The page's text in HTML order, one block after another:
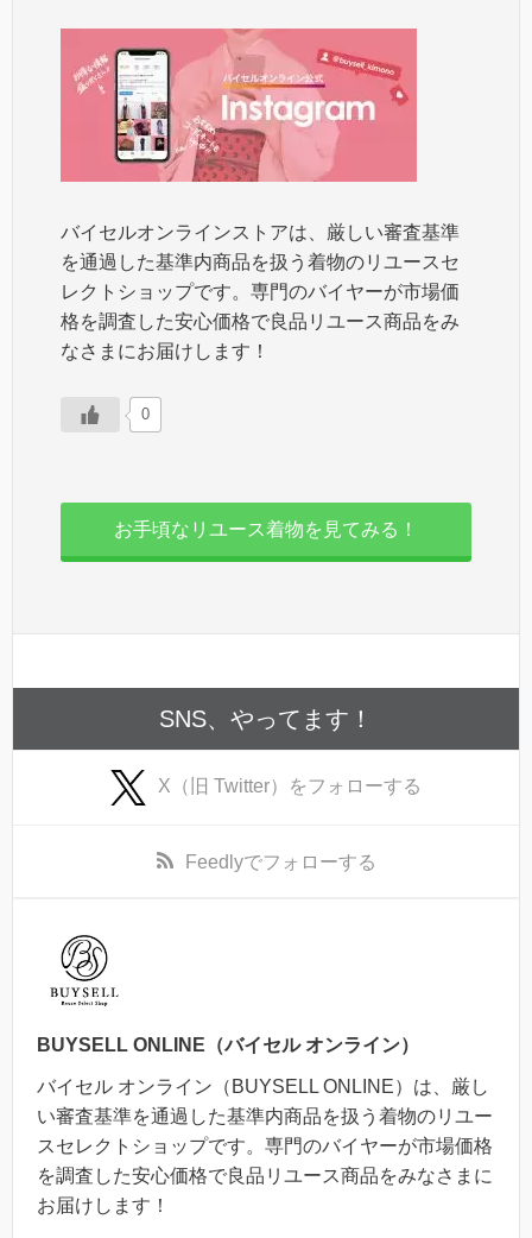
バイセルオンラインストアは、厳しい審査基準
を通過した基準内商品を扱う着物のリユースセ
レクトショップです。専門のバイヤーが市場価
格を調査した安心価格で良品リユース商品をみ
なさまにお届けします！
0
お手頃なリユース着物を見てみる！
SNS、やってます！
X（旧 Twitter） をフォローする
Feedlyでフォローする
BUYSELL ONLINE（バイセル オンライン）
バイセル オンライン（BUYSELL ONLINE）は、厳し
い審査基準を通過した基準内商品を扱う着物のリユー
スセレクトショップです。専門のバイヤーが市場価格
を調査した安心価格で良品リユース商品をみなさまに
お届けします！